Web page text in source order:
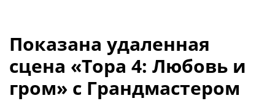
Показана удаленная
сцена «Тора 4: Любовь и
гром» с Грандмастером